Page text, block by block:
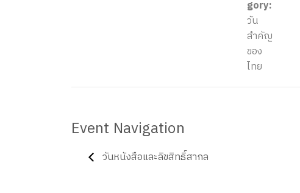
gory:
วัน
สำคัญ
ของ
ไทย
Event Navigation
วันหนังสือและลิขสิทธิ์สากล